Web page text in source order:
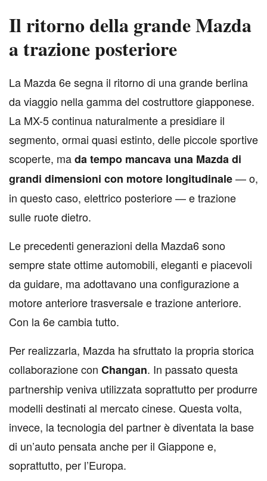
Il ritorno della grande Mazda
a trazione posteriore
La Mazda 6e segna il ritorno di una grande berlina
da viaggio nella gamma del costruttore giapponese.
La MX-5 continua naturalmente a presidiare il
segmento, ormai quasi estinto, delle piccole sportive
scoperte, mada tempo mancava una Mazda di
grandi dimensioni con motore longitudinale— o,
in questo caso, elettrico posteriore — e trazione
sulle ruote dietro.
Le precedenti generazioni della Mazda6 sono
sempre state ottime automobili, eleganti e piacevoli
da guidare, ma adottavano una configurazione a
motore anteriore trasversale e trazione anteriore.
Con la 6e cambia tutto.
Per realizzarla, Mazda ha sfruttato la propria storica
collaborazione con Changan. In passato questa
partnership veniva utilizzata soprattutto per produrre
modelli destinati al mercato cinese. Questa volta,
invece, la tecnologia del partner è diventata la base
di un’auto pensata anche per il Giappone e,
soprattutto, per l’Europa.